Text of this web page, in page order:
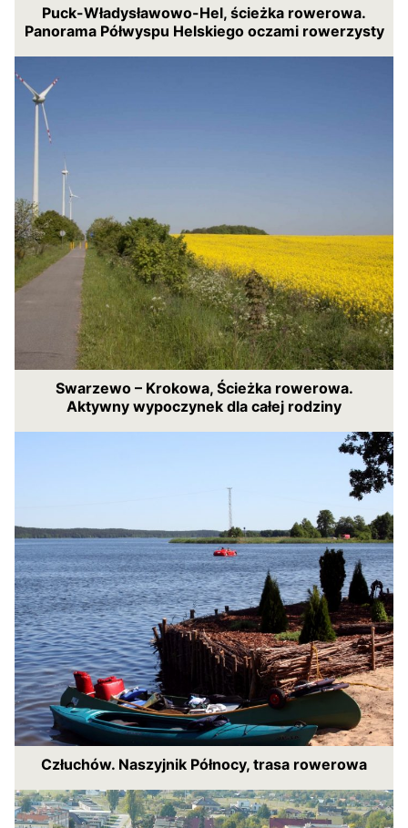
Puck-Władysławowo-Hel, ścieżka rowerowa.
Panorama Półwyspu Helskiego oczami rowerzysty
Swarzewo – Krokowa, Ścieżka rowerowa.
Aktywny wypoczynek dla całej rodziny
Człuchów. Naszyjnik Północy, trasa rowerowa